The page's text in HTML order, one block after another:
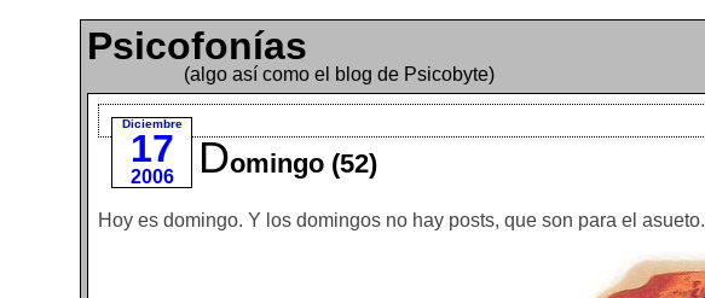
Psicofonías
(algo así como el blog de Psicobyte)
Diciembre
17
2006 Domingo (52)
Hoy es domingo. Y los domingos no hay posts, que son para el asueto.